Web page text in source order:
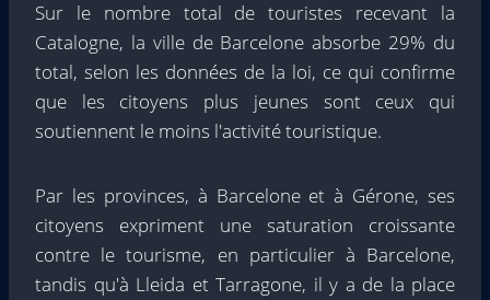
Sur le nombre total de touristes recevant la
Catalogne, la ville de Barcelone absorbe 29% du
total, selon les données de la loi, ce qui confirme
que les citoyens plus jeunes sont ceux qui
soutiennent le moins l'activité touristique.
Par les provinces, à Barcelone et à Gérone, ses
citoyens expriment une saturation croissante
contre le tourisme, en particulier à Barcelone,
tandis qu'à Lleida et Tarragone, il y a de la place